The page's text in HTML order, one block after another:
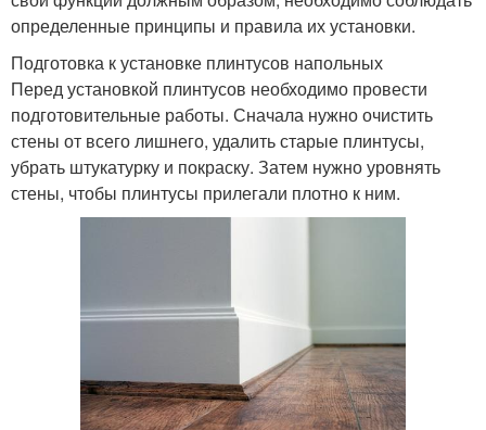
определенные принципы и правила их установки.
Подготовка к установке плинтусов напольных
Перед установкой плинтусов необходимо провести
подготовительные работы. Сначала нужно очистить
стены от всего лишнего, удалить старые плинтусы,
убрать штукатурку и покраску. Затем нужно уровнять
стены, чтобы плинтусы прилегали плотно к ним.